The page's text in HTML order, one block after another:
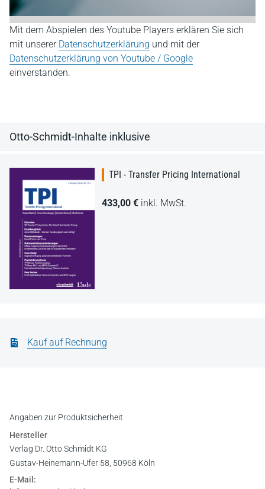
Mit dem Abspielen des Youtube Players erklären Sie sich
mit unserer Datenschutzerklärung und mit der
Datenschutzerklärung von Youtube / Google
einverstanden.
Otto-Schmidt-Inhalte inklusive
TPI - Transfer Pricing International
433,00 € inkl. MwSt.
Kauf auf Rechnung
Angaben zur Produktsicherheit
Hersteller
Verlag Dr. Otto Schmidt KG
Gustav-Heinemann-Ufer 58, 50968 Köln
E-Mail: